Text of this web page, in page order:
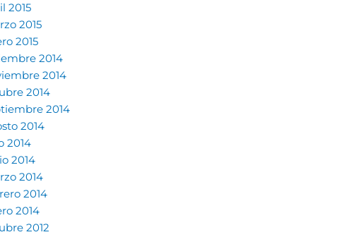
2015
2015
2015
2014
2014
2014
2014
2014
2014
2014
2014
2014
2014
2012